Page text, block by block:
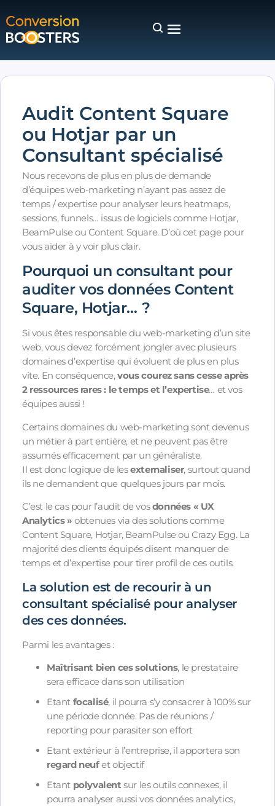
Audit Content Square
ou Hotjar par un
Consultant spécialisé
Nous recevons de plus en plus de demande
d’équipes web-marketing n’ayant pas assez de
temps / expertise pour analyser leurs heatmaps,
sessions, funnels… issus de logiciels comme Hotjar,
BeamPulse ou Content Square. D’où cet page pour
vous aider à y voir plus clair.
Pourquoi un consultant pour
auditer vos données Content
Square, Hotjar… ?
Si vous êtes responsable du web-marketing d’un site
web, vous devez forcément jongler avec plusieurs
domaines d’expertise qui évoluent de plus en plus
vite. En conséquence,vous courez sans cesse après
2 ressources rares : le temps et l’expertise… et vos
équipes aussi !
Certains domaines du web-marketing sont devenus
un métier à part entière, et ne peuvent pas être
assumés efficacement par un généraliste.
Il est donc logique de lesexternaliser, surtout quand
ils ne demandent que quelques jours par mois.
C’est le cas pour l’audit de vosdonnées « UX
Analytics » obtenues via des solutions comme
Content Square, Hotjar, BeamPulse ou Crazy Egg. La
majorité des clients équipés disent manquer de
temps et d’expertise pour tirer profil de ces outils.
La solution est de recourir à un
consultant spécialisé pour analyser
des ces données.
Parmi les avantages :
Maîtrisant bien ces solutions, le prestataire
sera efficace dans son utilisation
Etant focalisé, il pourra s’y consacrer à 100% sur
une période donnée. Pas de réunions /
reporting pour parasiter son effort
Etant extérieur à l’entreprise, il apportera son
regard neufet objectif
Etant polyvalent sur les outils connexes, il
pourra analyser aussi vos données analytics,